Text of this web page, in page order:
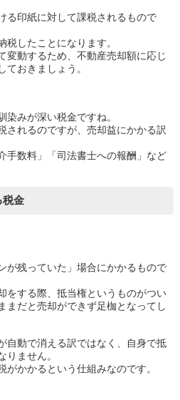
る印紙に対して課税されるもので
したことになります。
変動するため、不動産売却額に応じ
ておきましょう。
染みが深い税金ですね。
されるのですが、売却益にかかる訳
手数料」「司法書士への報酬」など
税金
が残っていた」場合にかかるもので
をする際、抵当権というものがつい
まだと売却ができず足枷となってし
自動で消える訳ではなく、自身で抵
りません。
がかかるという仕組みなのです。